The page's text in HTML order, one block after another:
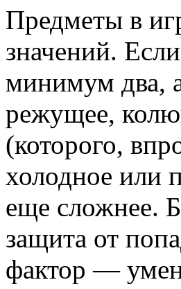
Предметы в
значений.
минимум два,
режущее,
(которого,
холодное или
еще сложнее.
защита от
фактор —